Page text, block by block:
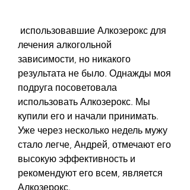
лечения алкогольной
зависимости, но никакого
результата не было. Однажды моя
подруга посоветовала
использовать Алкозерокс. Мы
купили его и начали принимать.
Уже через несколько недель мужу
стало легче, Андрей, отмечают его
высокую эффективность и
рекомендуют его всем, является
Алкозерокс.